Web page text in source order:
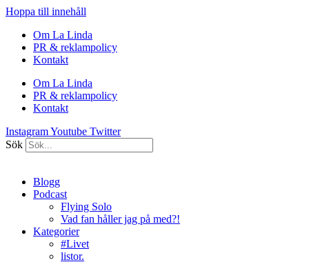
Hoppa till innehåll
Om La Linda
PR & reklampolicy
Kontakt
Om La Linda
PR & reklampolicy
Kontakt
InstagramYoutube Twitter
Sök
Blogg
Podcast
Flying Solo
Vad fan håller jag på med?!
Kategorier
#Livet
listor.